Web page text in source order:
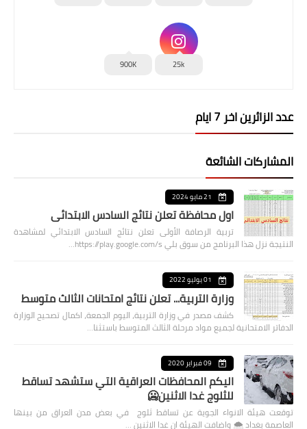
25k
900K
عدد الزائرين اخر 7 ايام
المشاركات الشائعة
21 مايو 2024
اول محافظة تعلن نتائج السادس الابتدائي
تربية الرصافة الأولى تعلن نتائج السادس الابتدائي لمشاهدة
النتيجة نزل هذا البرنامج من سوق بلي https://play.google.com/s…
01 يوليو 2022
وزارة التربية... تعلن نتائج امتحانات الثالث متوسط
كشف مصدر في وزارة التربية، اليوم الجمعة، اكمال تصحيح الوزارة
الدفاتر الامتحانية لجميع مواد مرحلة الثالث المتوسط باستثنا…
09 فبراير 2020
اليكم المحافظات العراقية التي ستشهد تساقط
للثلوج غدا الاثنين🥶
توقعت هيئة الانواء الجوية عن تساقط ثلوج في بعض مدن العراق من بينها
العاصمة بغداد ⁦🌨️⁩ واضافت الهيئة ان غدا الاثنين …